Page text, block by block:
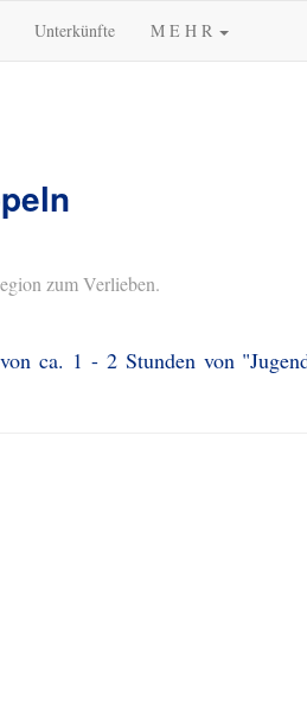
Unterkünfte M E H R
zum Verlieben.
ca. 1 - 2 Stunden von